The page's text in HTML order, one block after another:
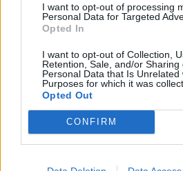
I want to opt-out of processing
Personal Data for Targeted
Opted In
I want to opt-out of Collection,
Retention, Sale, and/or Sharing
Personal Data that Is Unrelated
Purposes for which it was
Opted Out
CONFIRM
Ο 18χρονος
στο 29ο λεπτό
Παρέμβαση
viral
εισαγγελέας